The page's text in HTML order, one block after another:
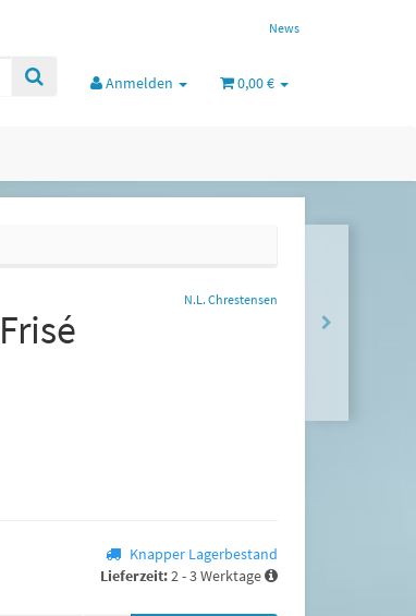
News
Anmelden 0,00 €
N.L. Chrestensen
Knapper Lagerbestand
Lieferzeit:2 - 3 Werktage